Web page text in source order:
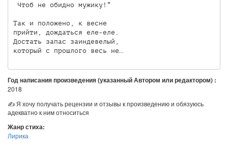
Чтоб не обидно мужику!”
Так и положено, к весне
прийти, дождаться еле-еле.
Достать запас заиндевелый,
который с прошлого весь не…
Год написания произведения (указанный Автором или редактором) :
2018
✍ Я хочу получать рецензии и отзывы к произведению и обязуюсь
адекватно к ним относиться
Жанр стиха:
Лирика